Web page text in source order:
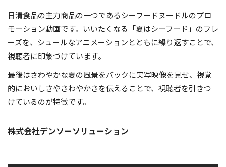
日清食品の主力商品の一つであるシーフードヌードルのプロ
モーション動画です。いいたくなる「夏はシーフード」のフレ
ーズを、シュールなアニメーションとともに繰り返すことで、
視聴者に印象づけています。
最後はさわやかな夏の風景をバックに実写映像を見せ、視覚
的においしさやさわやかさを伝えることで、視聴者を引きつ
けているのが特徴です。
株式会社デンソーソリューション